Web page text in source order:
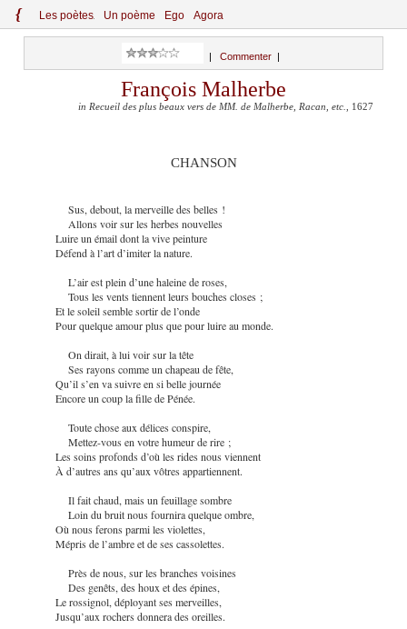
{ Les poètes Un poème Ego Agora
Commenter
François Malherbe
in Recueil des plus beaux vers de MM. de Malherbe, Racan, etc. , 1627
CHANSON
Sus, debout, la merveille des belles !
Allons voir sur les herbes nouvelles
Luire un émail dont la vive peinture
Défend à l’art d’imiter la nature.
L’air est plein d’une haleine de roses,
Tous les vents tiennent leurs bouches closes ;
Et le soleil semble sortir de l’onde
Pour quelque amour plus que pour luire au monde.
On dirait, à lui voir sur la tête
Ses rayons comme un chapeau de fête,
Qu’il s’en va suivre en si belle journée
Encore un coup la fille de Pénée.
Toute chose aux délices conspire,
Mettez-vous en votre humeur de rire ;
Les soins profonds d’où les rides nous viennent
À d’autres ans qu’aux vôtres appartiennent.
Il fait chaud, mais un feuillage sombre
Loin du bruit nous fournira quelque ombre,
Où nous ferons parmi les violettes,
Mépris de l’ambre et de ses cassolettes.
Près de nous, sur les branches voisines
Des genêts, des houx et des épines,
Le rossignol, déployant ses merveilles,
Jusqu’aux rochers donnera des oreilles.